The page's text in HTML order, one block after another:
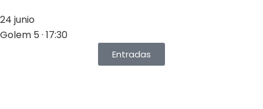
24 junio
Golem 5 · 17:30
Entradas